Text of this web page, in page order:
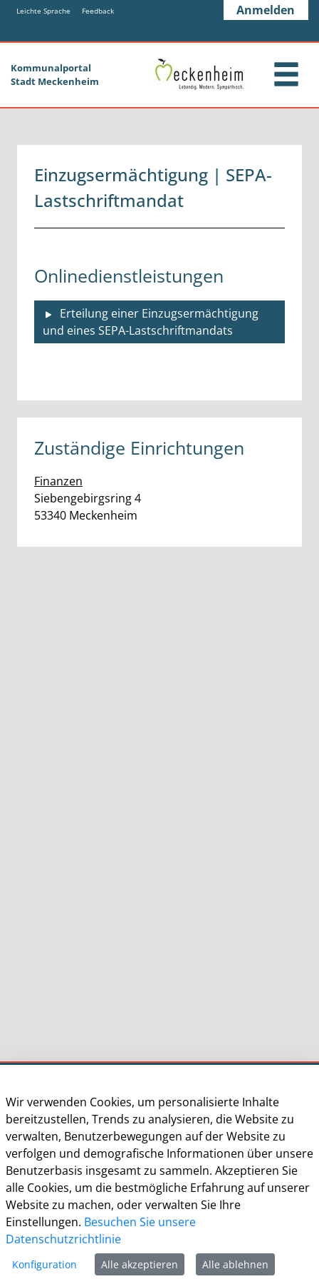
Zum Hauptinhalt springen
Zum Header
Zum Hauptinhalt
Zum Footer
Leichte Sprache Feedback Anmelden
Kommunalportal
Stadt Meckenheim
Einzugsermächtigung | SEPA-
Lastschriftmandat
Onlinedienstleistungen
Erteilung einer Einzugsermächtigung
und eines SEPA-Lastschriftmandats
Zuständige Einrichtungen
Finanzen
Straße:
SiebengebirgsringHausnummer:
4
PLZ:
53340 Ort:
Meckenheim
Der Bürgermeister
Sven Schnieber
Siebengebirgsring 4
53340 Meckenheim
Tel.:+49 2225 / 917 - 0
E-Mail:stadt.meckenheim@meckenheim.de
Mo. bis Fr. 7:30 bis 12:30 Uhr
Mo. 14:00 bis 18:00 Uhr
Wir verwenden Cookies, um personalisierte Inhalte
bereitzustellen, Trends zu analysieren, die Website zu
verwalten, Benutzerbewegungen auf der Website zu
verfolgen und demografische Informationen über unsere
Benutzerbasis insgesamt zu sammeln. Akzeptieren Sie
alle Cookies, um die bestmögliche Erfahrung auf unserer
Website zu machen, oder verwalten Sie Ihre
Einstellungen. Besuchen Sie unsere
Datenschutzrichtlinie
Konfiguration Alle akzeptieren Alle ablehnen